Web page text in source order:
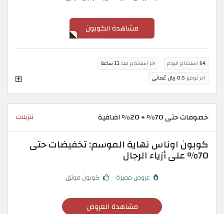
مشاهدة الكوبون
54 استخدام اليوم اخر استخدام منذ11 ساعة
اخر توفير 0.5 ريال عُماني
خصومات حتى 70% + 20% اضافية تنزيلات
كوبون اوناس نهاية الموسم: تخفيضات حتى
70% على أزياء الرجال
عروض مميزة كوبون موثق
مشاهدة العروض